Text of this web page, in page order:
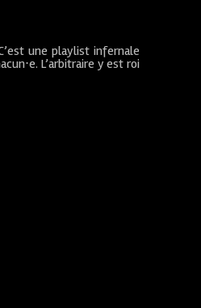
une playlist infernale
L’arbitraire y est roi